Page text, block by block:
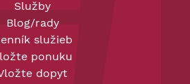
Služby
Blog/rady
služieb
ponuku
dopyt